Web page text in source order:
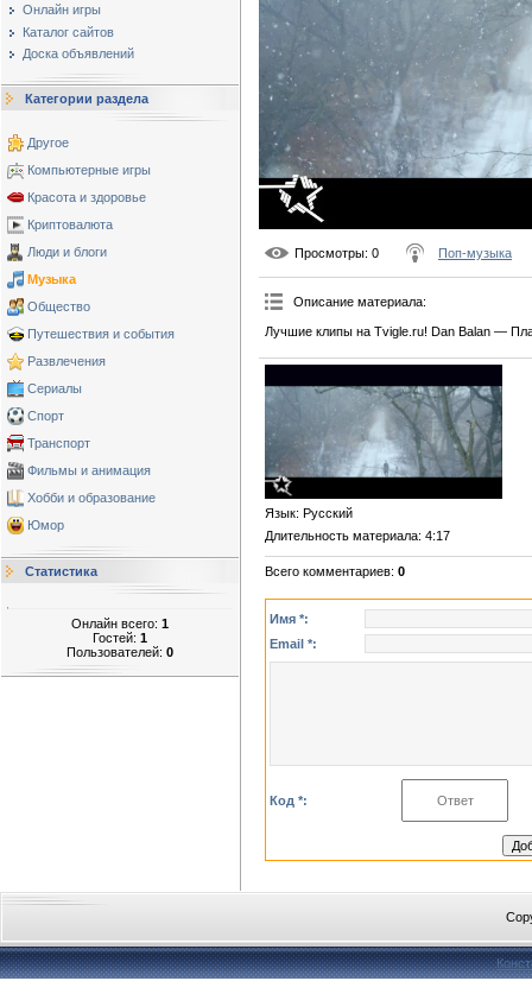
Онлайн игры
Каталог сайтов
Доска объявлений
Категории раздела
Другое
Компьютерные игры
Красота и здоровье
Криптовалюта
Люди и блоги
Музыка
Общество
Путешествия и события
Развлечения
Сериалы
Спорт
Транспорт
Фильмы и анимация
Хобби и образование
Юмор
Статистика
Онлайн всего: 1
Гостей: 1
Пользователей: 0
Просмотры: 0 Поп-музыка
Описание материала:
Лучшие клипы на Tvigle.ru! Dan Balan —
Язык: Русский
Длительность материала: 4:17
Всего комментариев: 0
Имя *:
Email *:
Код *: